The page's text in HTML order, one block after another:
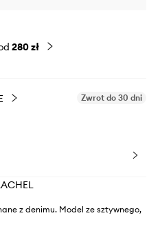
280 zł
Zwrot do 30 dni
z denimu. Model ze sztywnego,